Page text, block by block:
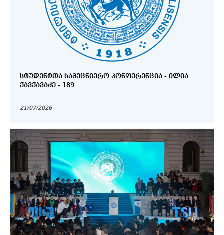
ᲡᲢᲣᲓᲔᲜᲢᲗᲐ ᲡᲐᲛᲔᲪᲜᲘᲔᲠᲝ ᲙᲝᲜᲤᲔᲠᲔᲜᲪᲘᲐ - ᲘᲚᲘᲐ
ᲭᲐᲕᲭᲐᲕᲐᲫᲔ - 189
21/07/2026